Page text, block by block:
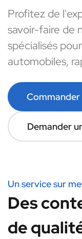
Profitez de
savoir-faire de
spécialisés
automobiles,
Commander
Demander
Un service sur
Des
de